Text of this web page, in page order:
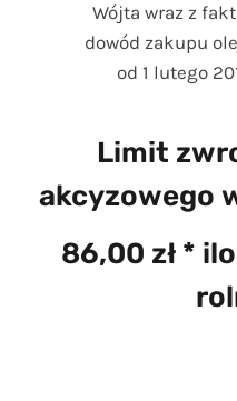
Wójta wraz z
dowód zakupu
od 1 lutego
Limit
akcyzowego
86,00 zł *